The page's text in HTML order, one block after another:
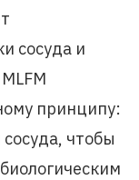
сосуда и
принципу:
чтобы